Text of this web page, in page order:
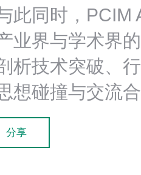
此同时，PCIM
业界与学术界
析技术突破、
想碰撞与交流合
分享